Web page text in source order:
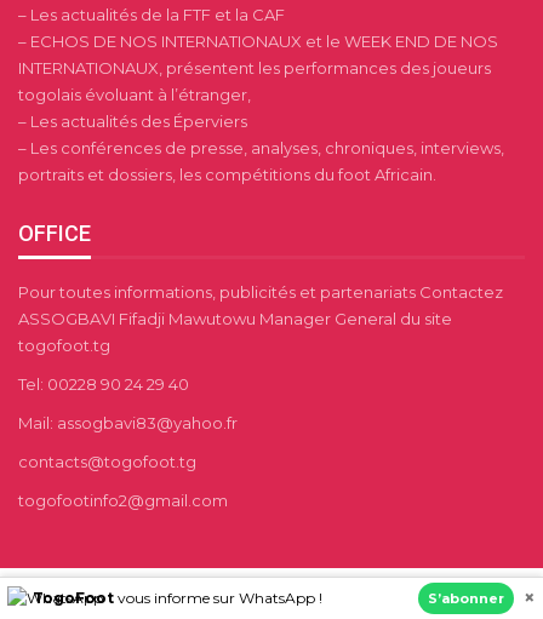
– Les actualités de la FTF et la CAF
– ECHOS DE NOS INTERNATIONAUX et le WEEK END DE NOS
INTERNATIONAUX, présentent les performances des joueurs
togolais évoluant à l’étranger,
– Les actualités des Éperviers
– Les conférences de presse, analyses, chroniques, interviews,
portraits et dossiers, les compétitions du foot Africain.
OFFICE
Pour toutes informations, publicités et partenariats Contactez
ASSOGBAVI Fifadji Mawutowu Manager General du site
togofoot.tg
Tel: 00228 90 24 29 40
Mail: assogbavi83@yahoo.fr
contacts@togofoot.tg
togofootinfo2@gmail.com
TogoFoot vous informe sur WhatsApp ! S’abonner ×